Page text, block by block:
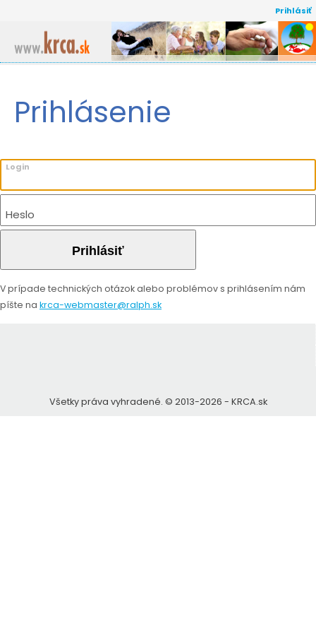
Prihlásiť
Aktuality
História
Prednášky
Europacolon
Legislatíva
Žiadosť o zaradenie do siete pracovísk vykonávajúcich
Zoznam pracovísk vykonávajúcich skríningové
kolonoskopie
Prihlásenie
Login
Heslo
Prihlásiť
V prípade technických otázok alebo problémov s prihlásením nám
píšte na krca-webmaster@ralph.sk
Všetky práva vyhradené. © 2013-2026 - KRCA.sk